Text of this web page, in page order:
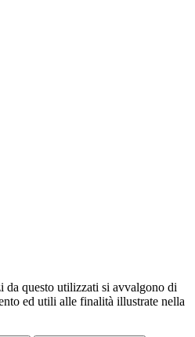
da questo utilizzati si avvalgono di
ed utili alle finalità illustrate nella